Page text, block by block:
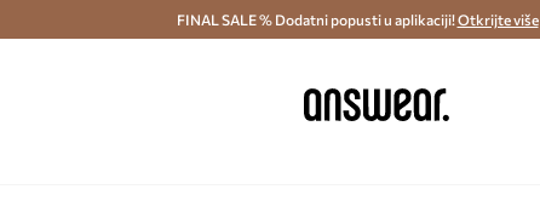
Besplatna dostava i povrat (od 70€) > Dostava u roku 48 sati >
FINAL SALE % Dodatni popusti u aplikaciji!Otkrijte više